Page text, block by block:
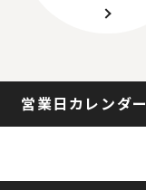
営業日カレンダー